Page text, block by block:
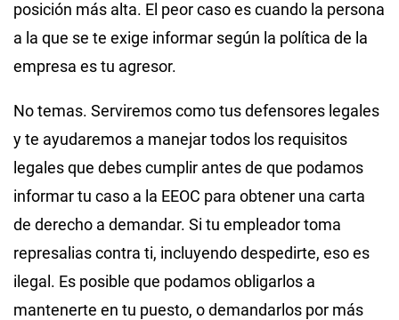
posición más alta. El peor caso es cuando la persona
a la que se te exige informar según la política de la
empresa es tu agresor.
No temas. Serviremos como tus defensores legales
y te ayudaremos a manejar todos los requisitos
legales que debes cumplir antes de que podamos
informar tu caso a la EEOC para obtener una carta
de derecho a demandar. Si tu empleador toma
represalias contra ti, incluyendo despedirte, eso es
ilegal. Es posible que podamos obligarlos a
mantenerte en tu puesto, o demandarlos por más